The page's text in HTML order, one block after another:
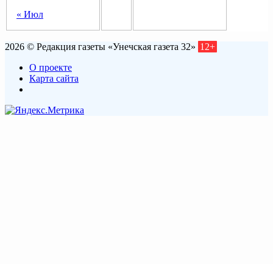
« Июл
2026 © Редакция газеты «Унечская газета 32» 12+
О проекте
Карта сайта